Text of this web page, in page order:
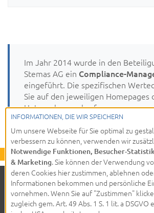
Im Jahr 2014 wurde in den
Stemas AG ein Compliance-
eingeführt. Die spezifischen
Sie auf den jeweiligen Homepages
Unternehmen abrufen.
© 2026 - Stemas AG LinkedIn
INFORMATIONEN, DIE WIR SPEICHERN
Um unsere Webseite für Sie optimal zu
verbessern zu können, verwenden wir
Notwendige Funktionen, Besucher-
& Marketing. Sie können der Verwendung
deren Cookies hier zustimmen, ablehnen
Informationen bekommen und persönliche
vornehmen. Wenn Sie auf "Zustimmen"
zugleich gem. Art. 49 Abs. 1 S. 1 lit. a DSGVO